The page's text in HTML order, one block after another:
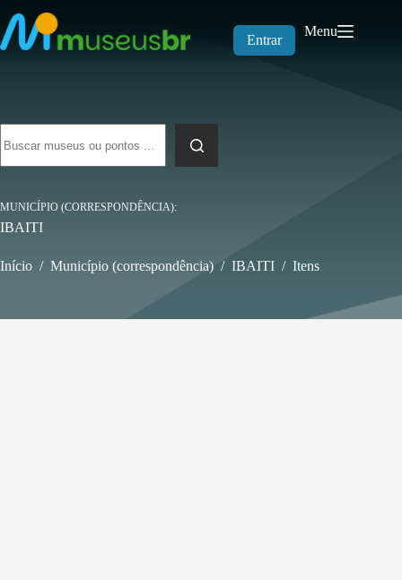
para
o
conteúdo
Entrar
Menu
resultados
MUNICÍPIO (CORRESPONDÊNCIA)
IBAITI
Início / Município (correspondência) / IBAITI / Itens